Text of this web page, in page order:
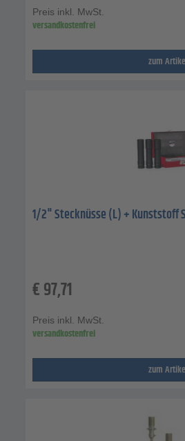
Preis inkl. MwSt.
versandkostenfrei
zum
1/2" Stecknüsse (L) + Kunststoff
€97,71
Preis inkl. MwSt.
versandkostenfrei
zum